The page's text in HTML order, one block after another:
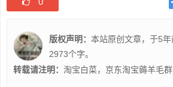
版权声明： 本站原创文章，于5年
2973个字。
转载请注明： 淘宝白菜，京东淘宝薅羊毛